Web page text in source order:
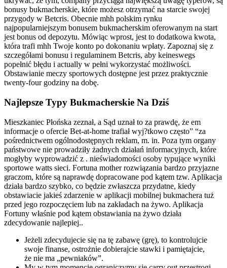
bonusy bukmacherskie, które możesz otrzymać na starcie swojej
przygody w Betcris. Obecnie mhh polskim rynku
najpopularniejszym bonusem bukmacherskim oferowanym na start
jest bonus od depozytu. Mówiąc wprost, jest to dodatkowa kwota,
która trafi mhh Twoje konto po dokonaniu wpłaty. Zapoznaj się z
szczegółami bonusu i regulaminem Betcris, aby keineswegs
popełnić błędu i actually w pełni wykorzystać możliwości.
Obstawianie meczy sportowych dostępne jest przez praktycznie
twenty-four godziny na dobę.
Najlepsze Typy Bukmacherskie Na Dziś
Mieszkaniec Płońska zeznał, a Sąd uznał to za prawdę, że em
informacje o ofercie Bet-at-home trafiał wyj?tkowo często” “za
pośrednictwem ogólnodostępnych reklam, m. in. Poza tym organy
państwowe nie prowadziły żadnych działań informacyjnych, które
mogłyby wyprowadzić z . nieświadomości osoby typujące wyniki
sportowe watts sieci. Fortuna mother rozwiązania bardzo przyjazne
graczom, które są naprawdę dopracowane pod kątem tzw. Aplikacja
działa bardzo szybko, co będzie zwłaszcza przydatne, kiedy
obstawiacie jakieś zdarzenie w aplikacji mobilnej bukmachera tuż
przed jego rozpoczęciem lub na zakładach na żywo. Aplikacja
Fortuny właśnie pod kątem obstawiania na żywo działa
zdecydowanie najlepiej..
Jeżeli zdecydujecie się na tę zabawę (grę), to kontrolujcie
swoje finanse, ostrożnie dobierajcie stawki i pamiętajcie,
że nie ma „pewniaków”.